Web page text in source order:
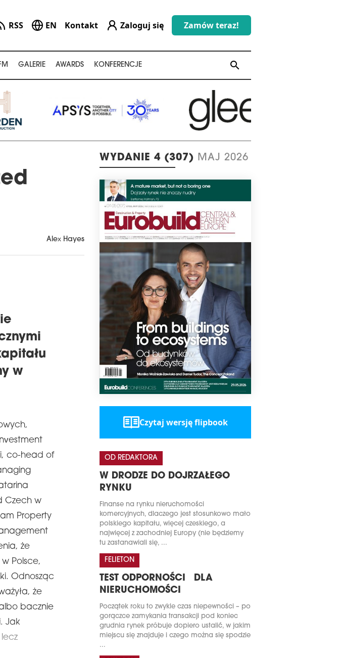
RSS EN Kontakt Zaloguj się Zamów teraz!
GALERIE AWARDS KONFERENCJE search
Alex Hayes
w
co-head of
Czech w
Property
że
Polsce,
Odnosząc
że
bacznie
Jak
WYDANIE 4 (307) MAJ 2026
Czytaj wersję flipbook
OD REDAKTORA
W DRODZE DO DOJRZAŁEGO
RYNKU
Finanse na rynku nieruchomości
komercyjnych, dlaczego jest stosunkowo mało
polskiego kapitału, więcej czeskiego, a
najwięcej z zachodniej Europy (nie będziemy
tu zastanawiali się, ...
FELIETON
TEST ODPORNOŚCI DLA
NIERUCHOMOŚCI
Początek roku to zwykle czas niepewności – po
gorączce zamykania transakcji pod koniec
grudnia rynek próbuje dopiero ustalić, w jakim
miejscu się znajduje i czego można się spodzie
...